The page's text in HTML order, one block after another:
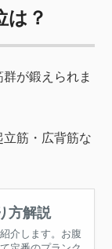
は？
が鍛えられま
筋・広背筋な
方解説
介します。お腹